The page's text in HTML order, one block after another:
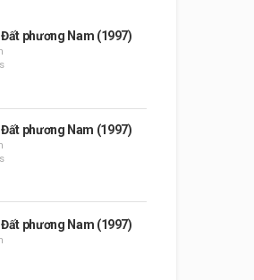
phương Nam (1997)
phương Nam (1997)
phương Nam (1997)